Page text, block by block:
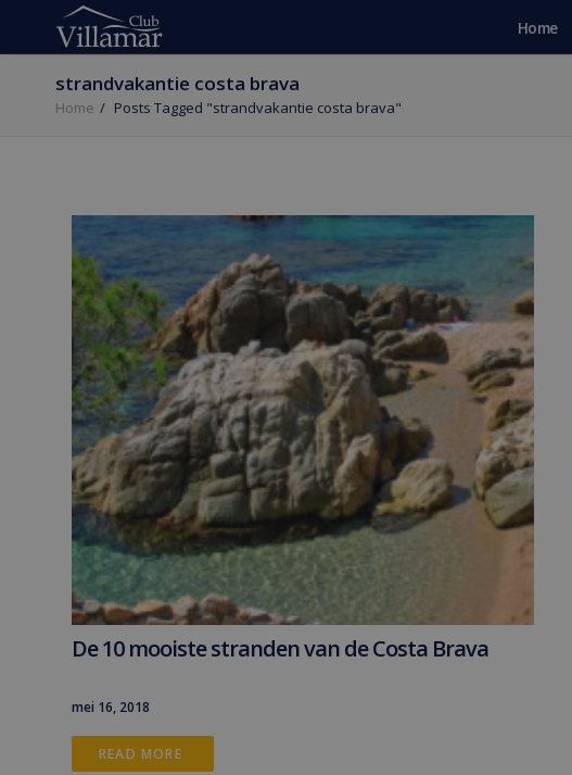
Home
strandvakantie costa brava
Home Posts Tagged "strandvakantie costa brava"
De 10 mooiste stranden van de Costa Brava
mei 16, 2018
READ MORE